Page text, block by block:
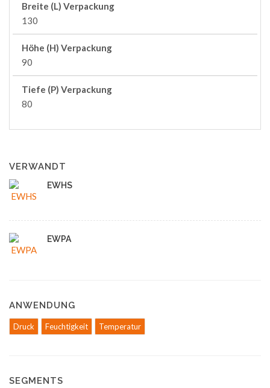
Breite (L) Verpackung
130
Höhe (H) Verpackung
90
Tiefe (P) Verpackung
80
VERWANDT
EWHS
EWPA
ANWENDUNG
Druck Feuchtigkeit Temperatur
SEGMENTS